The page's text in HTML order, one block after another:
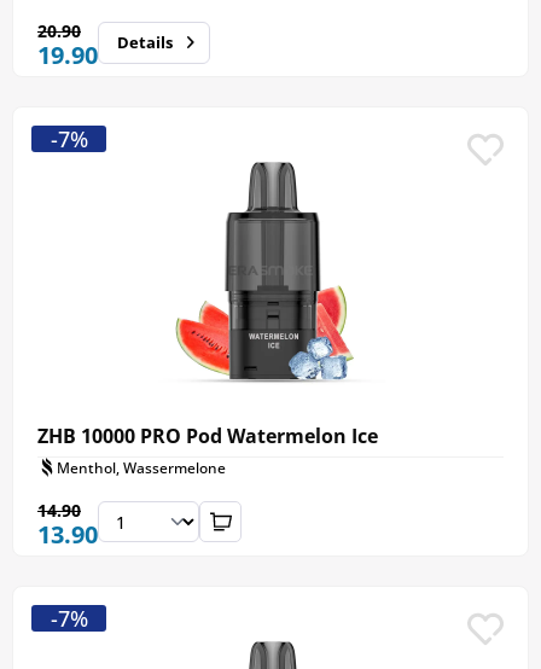
19.90
20.90 Details
ZHB 10000 PRO Pod Watermelon Ice
Menthol, Wassermelone
13.90
14.90
-7%
-7%